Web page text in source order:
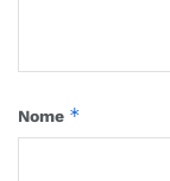
Nome *